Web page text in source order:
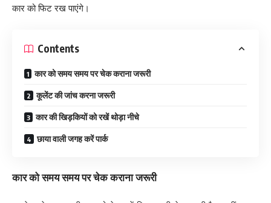
कार को फिट रख पाएंगे।
Contents
कार को समय समय पर चेक कराना जरूरी
कूलेंट की जांच करना जरूरी
कार की खिड़कियों को रखें थोड़ा नीचे
छाया वाली जगह करें पार्क
कार को समय समय पर चेक कराना जरूरी